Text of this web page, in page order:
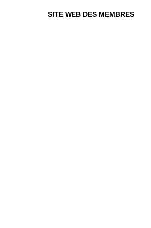
SITE WEB DES MEMBRES